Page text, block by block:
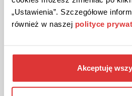
„Ustawienia”. Szczegółowe
również w naszej polityce
Akceptuję
Le bon est valable